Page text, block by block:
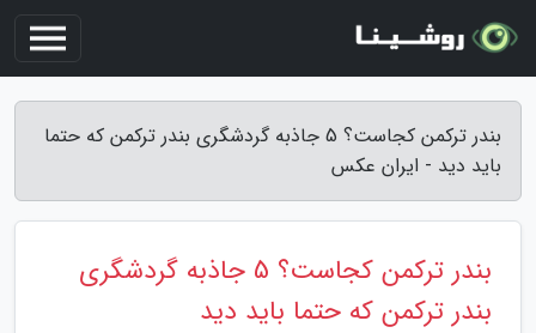
بندر ترکمن کجاست؟ 5 جاذبه گردشگری بندر ترکمن که حتما
باید دید - ایران عکس
بندر ترکمن کجاست؟ 5 جاذبه گردشگری
بندر ترکمن که حتما باید دید